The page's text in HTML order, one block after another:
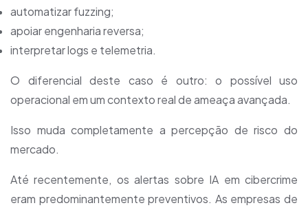
automatizar fuzzing;
apoiar engenharia reversa;
interpretar logs e telemetria.
O diferencial deste caso é outro: o possível uso
operacional em um contexto real de ameaça avançada.
Isso muda completamente a percepção de risco do
mercado.
Até recentemente, os alertas sobre IA em cibercrime
eram predominantemente preventivos. As empresas de